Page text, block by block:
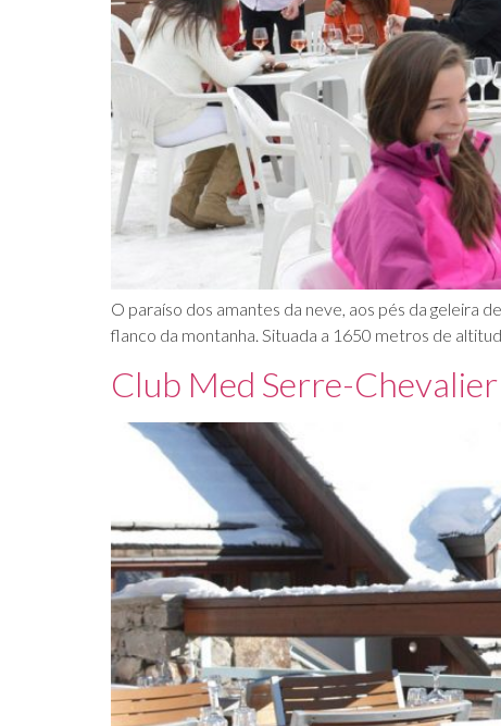
O paraíso dos amantes da neve, aos pés da geleira
flanco da montanha. Situada a 1650 metros de
Club Med Serre-Chevalier